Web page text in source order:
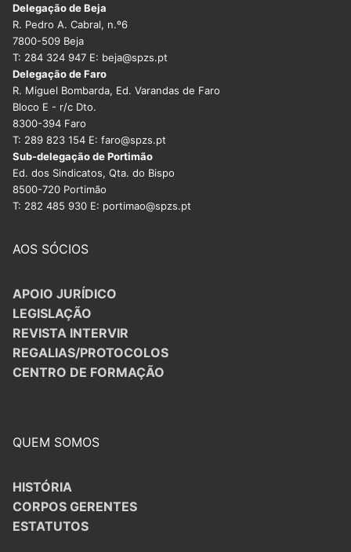
Delegação de Beja
R. Pedro A. Cabral, n.º6
7800-509 Beja
T: 284 324 947 E: beja@spzs.pt
Delegação de Faro
R. Miguel Bombarda, Ed. Varandas de Faro
Bloco E - r/c Dto.
8300-394 Faro
T: 289 823 154 E: faro@spzs.pt
Sub-delegação de Portimão
Ed. dos Sindicatos, Qta. do Bispo
8500-720 Portimão
T: 282 485 930 E: portimao@spzs.pt
AOS SÓCIOS
APOIO JURÍDICO
LEGISLAÇÃO
REVISTA INTERVIR
REGALIAS/PROTOCOLOS
CENTRO DE FORMAÇÃO
QUEM SOMOS
HISTÓRIA
CORPOS GERENTES
ESTATUTOS